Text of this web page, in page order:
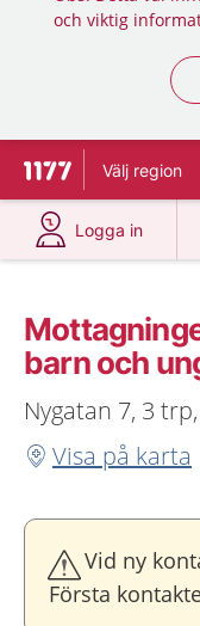
och viktig
Till startsidan för
Välj region
Logga in
på 1177.se
barn och
Nygatan 7, 3
Visa på karta
Vid ny
Första